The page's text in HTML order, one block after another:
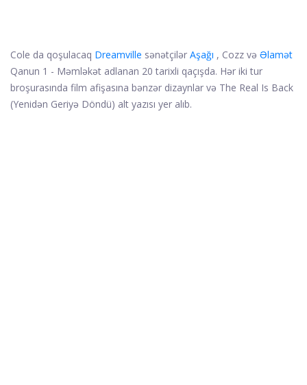
Cole da qoşulacaq Dreamville sənətçilər Aşağı , Cozz və Əlamət
Qanun 1 - Məmləkət adlanan 20 tarixli qaçışda. Hər iki tur
broşurasında film afişasına bənzər dizaynlar və The Real Is Back
(Yenidən Geriyə Döndü) alt yazısı yer alıb.